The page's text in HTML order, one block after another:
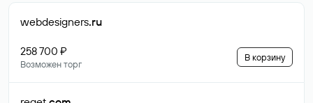
webdesigners.ru
258 700 ₽
Возможен торг
В корзину